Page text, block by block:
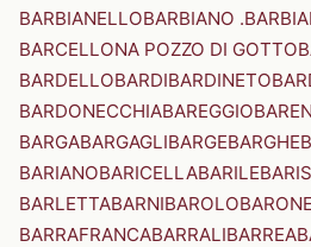
BARBIANELLOBARBIANO
BARCELLONA POZZO DI GOTTO
BARDELLOBARDIBARDINETO
BARDONECCHIABAREGGIO
BARGABARGAGLIBARGEBARGHE
BARIANOBARICELLABARILE
BARLETTABARNIBAROLO
BARRAFRANCABARRALIBARREA